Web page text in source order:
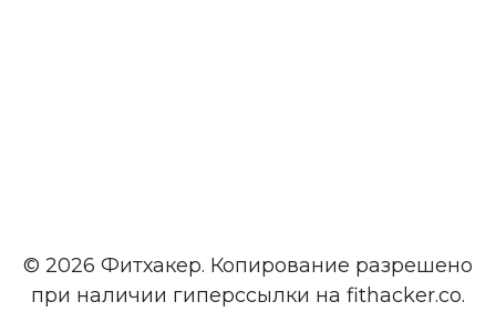
© 2026 Фитхакер. Копирование разрешено
при наличии гиперссылки на fithacker.co.